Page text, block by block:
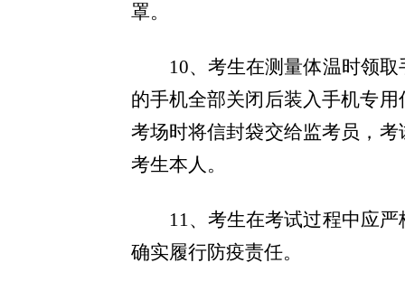
罩。
10、考生在测量体温时领
的手机全部关闭后装入手机专
考场时将信封袋交给监考员，
考生本人。
11、考生在考试过程中应
确实履行防疫责任。